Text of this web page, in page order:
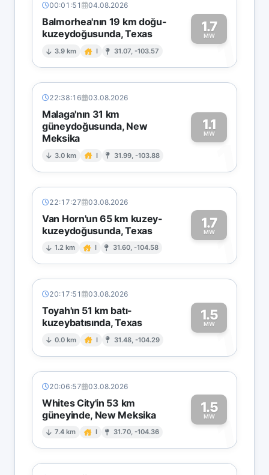
00:01:51 04.08.2026
Balmorhea'nın 19 km doğu-
kuzeydoğusunda, Texas
3.9 km I 31.07, -103.57
1.7
MW1
22:38:16 03.08.2026
Malaga'nın 31 km
güneydoğusunda, New
Meksika
3.0 km I 31.99, -103.88
1.1
MW
1
22:17:27 03.08.2026
Van Horn'un 65 km kuzey-
kuzeydoğusunda, Texas
1.2 km I 31.60, -104.58
1.7
MW1
20:17:51 03.08.2026
Toyah'ın 51 km batı-
kuzeybatısında, Texas
0.0 km I 31.48, -104.29
1.5
MW1
20:06:57 03.08.2026
Whites City'in 53 km
güneyinde, New Meksika
7.4 km I 31.70, -104.36
1.5
MW1